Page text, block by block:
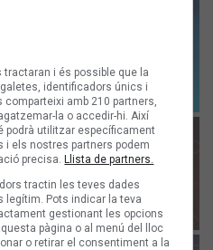
i és possible que la
identificadors únics i
amb 210 partners,
la o accedir-hi. Així
podrà utilitzar específicament
i els nostres partners podem
precisa. Llista de partners.
tractin les teves dades
legítim. Pots indicar la teva
gestionant les opcions
pàgina o al menú del lloc
o retirar el consentiment a la